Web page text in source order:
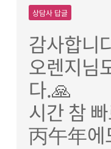
상담사 답글
감사합
오렌지님
다.🙏
시간 참
丙午年에